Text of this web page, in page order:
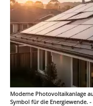
Moderne Photovoltaikanlage
Symbol für die Energiewende.